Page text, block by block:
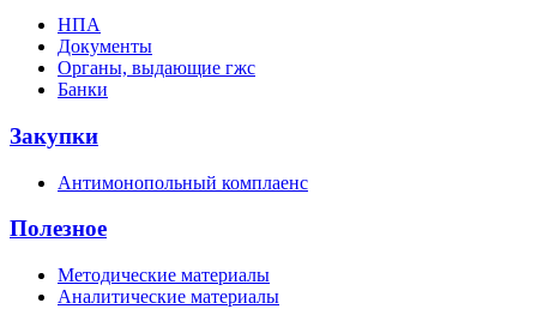
НПА
Документы
Органы, выдающие гжс
Банки
Закупки
Антимонопольный комплаенс
Полезное
Методические материалы
Аналитические материалы